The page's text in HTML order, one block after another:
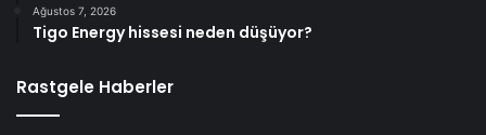
Ağustos 7, 2026
Tigo Energy hissesi neden düşüyor?
Rastgele Haberler